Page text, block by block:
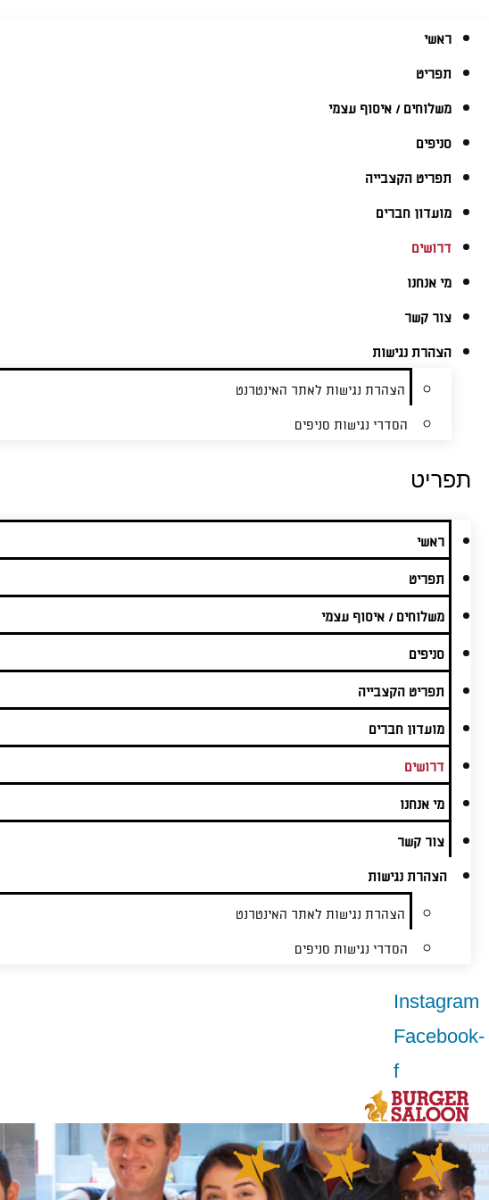
ראשי
תפריט
משלוחים / איסוף עצמי
סניפים
תפריט הקצבייה
מועדון חברים
דרושים
מי אנחנו
צור קשר
הצהרת נגישות
הצהרת נגישות לאתר האינטרנט
הסדרי נגישות סניפים
תפריט
ראשי
תפריט
משלוחים / איסוף עצמי
סניפים
תפריט הקצבייה
מועדון חברים
דרושים
מי אנחנו
צור קשר
הצהרת נגישות
הצהרת נגישות לאתר האינטרנט
הסדרי נגישות סניפים
Instagram
Facebook-
f